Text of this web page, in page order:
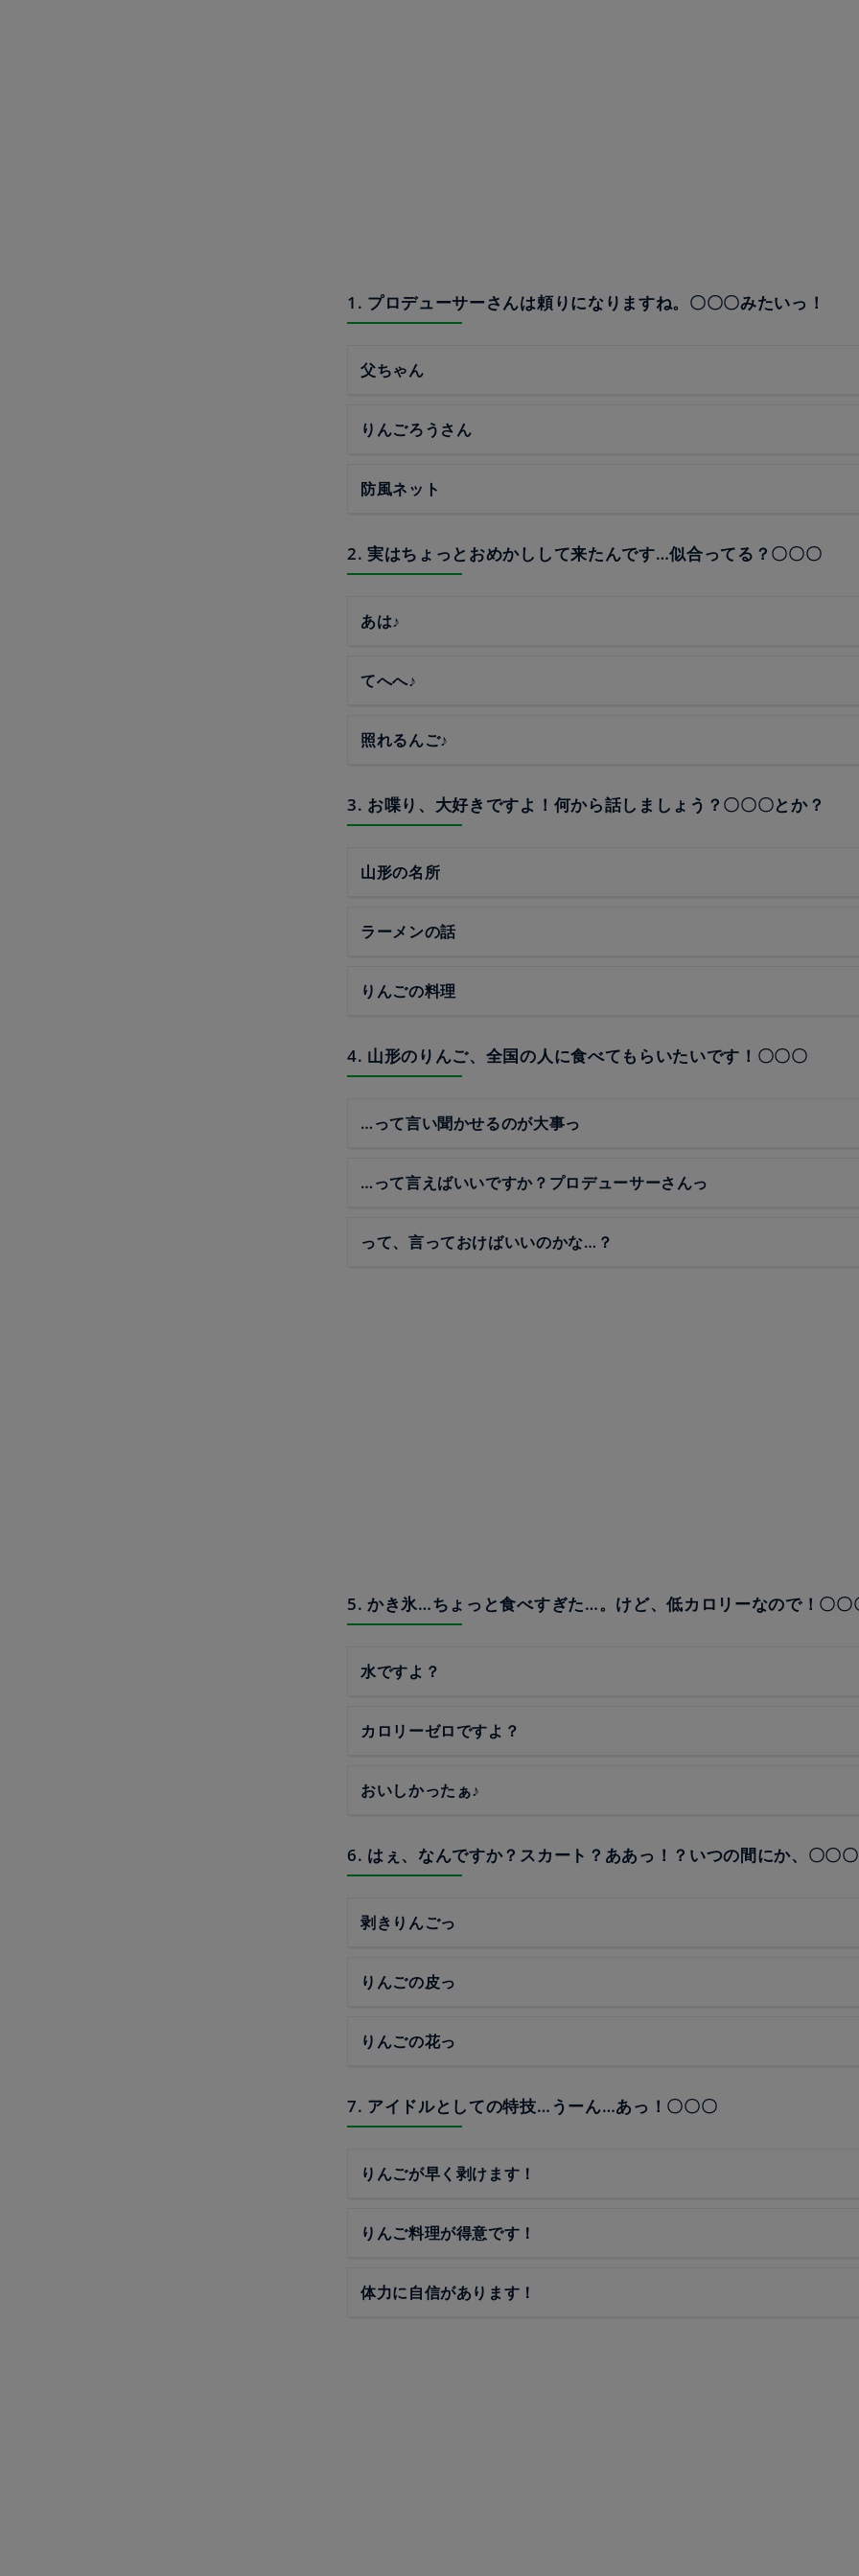
1. プロデューサーさんは頼りになりますね。〇〇〇みたいっ！
父ちゃん
りんごろうさん
防風ネット
2. 実はちょっとおめかしして来たんです…似合ってる？〇〇〇
あは♪
てへへ♪
照れるんご♪
3. お喋り、大好きですよ！何から話しましょう？〇〇〇とか？
山形の名所
ラーメンの話
りんごの料理
4. 山形のりんご、全国の人に食べてもらいたいです！〇〇〇
…って言い聞かせるのが大事っ
…って言えばいいですか？プロデューサーさんっ
って、言っておけばいいのかな…？
5. かき氷…ちょっと食べすぎた…。けど、低カロリーなので！〇〇
水ですよ？
カロリーゼロですよ？
おいしかったぁ♪
6. はぇ、なんですか？スカート？ああっ！？いつの間にか、〇〇〇
剥きりんごっ
りんごの皮っ
りんごの花っ
7. アイドルとしての特技…うーん…あっ！〇〇〇
りんごが早く剥けます！
りんご料理が得意です！
体力に自信があります！